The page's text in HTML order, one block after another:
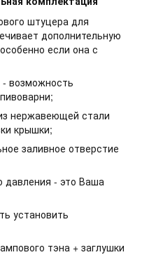
штуцера для
дополнительную
если она с
возможность
нержавеющей стали
крышки;
заливное отверстие
давления - это Ваша
установить
тэна + заглушки